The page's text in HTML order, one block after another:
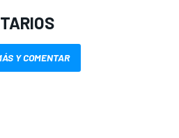
Y COMENTAR